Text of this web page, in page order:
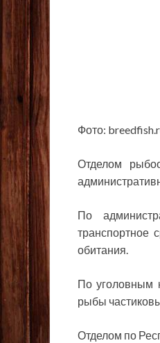
Фото:
Отделом
По
транспортное
обитания.
По уголовным
рыбы
Отделом по